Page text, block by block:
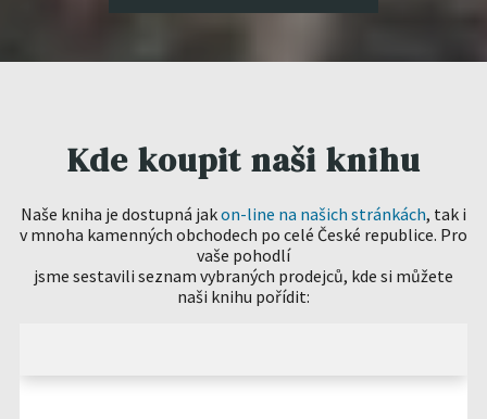
Kde koupit naši knihu
Naše kniha je dostupná jakon-line na našich stránkách, tak i
v mnoha kamenných obchodech po celé České republice. Pro
vaše pohodlí
jsme sestavili seznam vybraných prodejců, kde si můžete
naši knihu pořídit: